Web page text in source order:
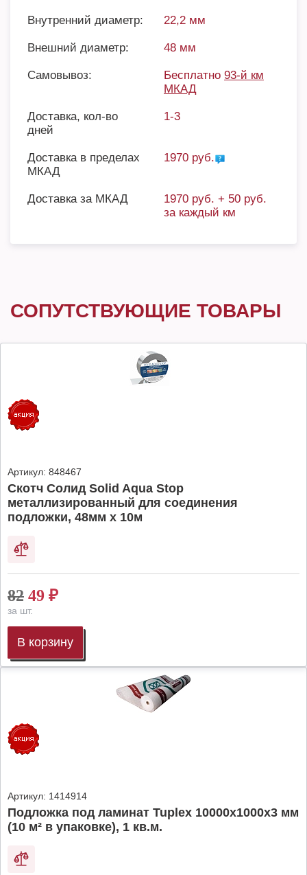
Внутренний диаметр: 22,2 мм
Внешний диаметр: 48 мм
Самовывоз: Бесплатно 93-й км
МКАД
Доставка, кол-во
дней
1-3
Доставка в пределах
МКАД
1970 руб.
Доставка за МКАД
1970 руб. + 50 руб.
за каждый км
СОПУТСТВУЮЩИЕ ТОВАРЫ
Артикул: 848467
Скотч Солид Solid Aqua Stop
металлизированный для соединения
подложки, 48мм х 10м
82 49 ₽
за шт.
В корзину
Артикул: 1414914
Подложка под ламинат Tuplex 10000x1000x3 мм
(10 м² в упаковке), 1 кв.м.